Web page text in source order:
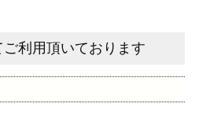
に退社し今の仕事...
利用頂いております